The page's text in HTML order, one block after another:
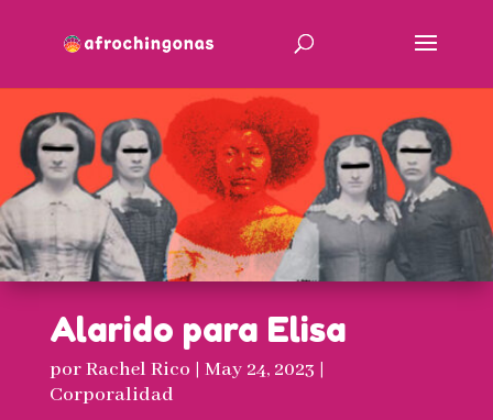
Alarido para Elisa
porRachel Rico | May 24, 2023 |
Corporalidad